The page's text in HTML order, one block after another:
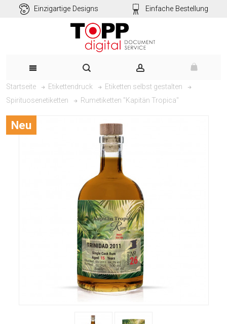
Einzigartige Designs Einfache Bestellung
Startseite Etikettendruck
Etiketten selbst gestalten
Spirituosenetiketten
Rumetiketten "Kapitän Tropica"
Neu